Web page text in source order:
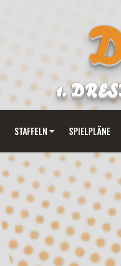
1.
STAFFELN SPIELPLÄNE